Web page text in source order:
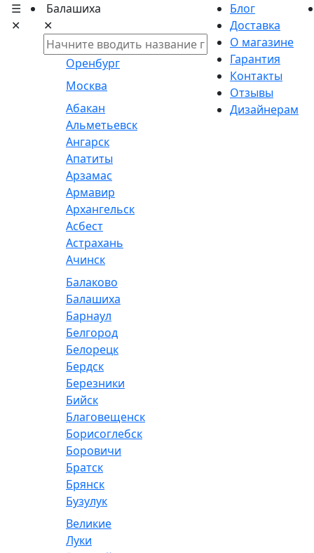
☰
✕
Балашиха
✕
Оренбург
Москва
Абакан
Альметьевск
Ангарск
Апатиты
Арзамас
Армавир
Архангельск
Асбест
Астрахань
Ачинск
Балаково
Балашиха
Барнаул
Белгород
Белорецк
Бердск
Березники
Бийск
Благовещенск
Борисоглебск
Боровичи
Братск
Брянск
Бузулук
Великие
Луки
Блог
Доставка
О магазине
Гарантия
Контакты
Отзывы
Дизайнерам